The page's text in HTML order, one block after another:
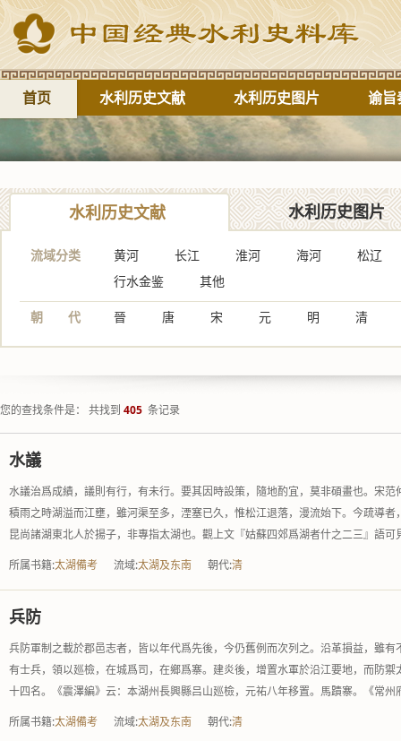
首页 水利历史文献 水利历史图片 谕旨
水利历史文献 水利历史图片
流域分类 黄河 长江 淮河 海河
松辽
行水金鉴
其他
朝 代 晉 唐 宋 元 明 清
您的查找条件是： 共找到 405 条记录
水議
水議治爲成績，議則有行，有未行。要其因時設策，隨地酌宜，莫非碩畫也。宋
積雨之時湖溢而江壅，雖河渠至多，湮塞已久，惟松江退落，漫流始下。今疏導
昆尚諸湖東北人於揚子，非專指太湖也。觀上文『姑蘇四郊爲湖者什之二三』語可
所属书籍:太湖備考 流域:太湖及东南 朝代:清
兵防
兵防軍制之載於郡邑志者，皆以年代爲先後，今仍舊例而次列之。沿革損益，雖
有士兵，領以廵檢，在城爲司，在鄉爲寨。建炎後，增置水軍於沿江要地，而防
十四名。《震澤編》云：本湖州長興縣吕山廵檢，元祐八年移置。馬蹟寨。《常州
所属书籍:太湖備考 流域:太湖及东南 朝代:清